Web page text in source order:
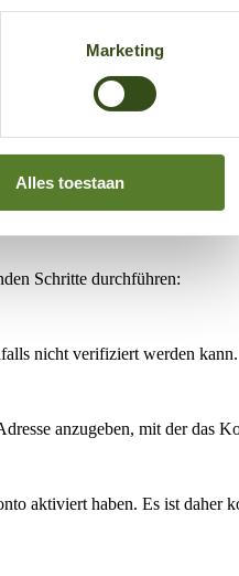
Marketing
Alles toestaan
50five E-Mobility App). Eine
Ladekarte kann Plug &
wird dabei erfasst
Schritte durchführen:
nicht verifiziert werden kann.
anzugeben, mit der das
aktiviert haben. Es ist daher